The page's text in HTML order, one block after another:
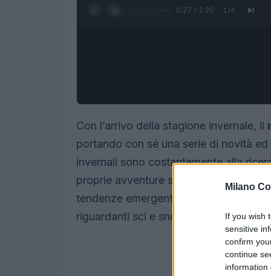
Milano
If you wish
sensitive
confirm
continue
information
0:28 / 1:20 1 /4
Con l’arrivo della stagione invernale, il
portando con sé una serie di novità
invernali sono costantemente alla
proprie avventure sulla neve, che si
tendenze emergenti. Questo articolo
riguardanti sci e snowboard in Italia.